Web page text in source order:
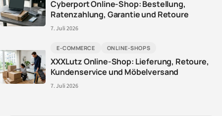
Cyberport Online-Shop: Bestellung,
Ratenzahlung, Garantie und Retoure
7. Juli 2026
E-COMMERCE ONLINE-SHOPS
XXXLutz Online-Shop: Lieferung, Retoure,
Kundenservice und Möbelversand
7. Juli 2026